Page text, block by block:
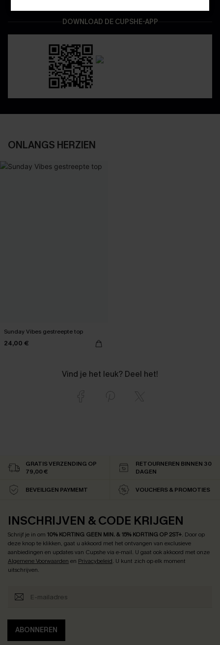
DOWNLOAD DE CUPSHE-APP
ONLANGS HERZIEN
Sunday Vibes gestreepte top
24,00 €
Vind je het leuk? Deel het!
GRATIS VERZENDING OP
79,00 €
RETOURNEREN BINNEN 30
DAGEN
BEVEILIGEN PAYMEMT VOUCHERS & PROMOTIES
INSCHRIJVEN & CODE KRIJGEN
Schrijf je in om 10% KORTING GEEN MIN. & 15% KORTING OP 2ST+. Door op
deze knop te klikken, gaat u akkoord met het ontvangen van exclusieve
aanbiedingen en updates van Cupshe via e-mail. U gaat ook akkoord met onze
Algemene Voorwaarden en Privacybeleid. U kunt zich op elk moment
uitschrijven.
ABONNEREN